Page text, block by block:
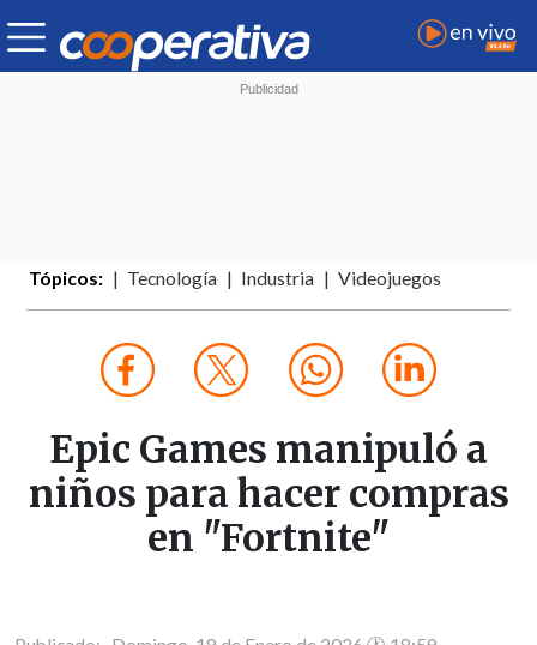
Tópicos: Tecnología Industria Videojuegos
Epic Games manipuló a
niños para hacer compras
en "Fortnite"